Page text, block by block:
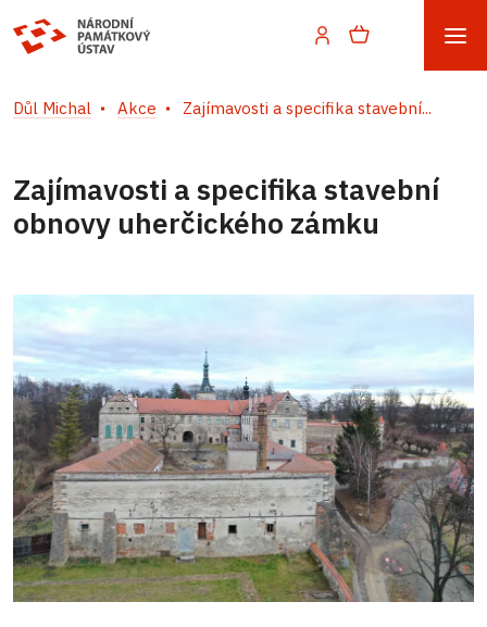
Důl Michal Akce Zajímavosti a specifika stavební...
Zajímavosti a specifika stavební
obnovy uherčického zámku